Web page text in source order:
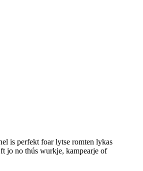
is perfekt foar lytse romten lykas
jo no thús wurkje, kampearje of